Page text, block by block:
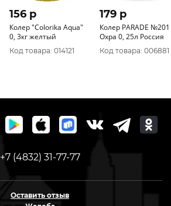
156 p
Колер "CoIorika Aqua"
0, 3кг желтый
Код товара: 014121
179 p
Колер PARADE №201
Охра 0, 25л Россия
Код товара: 006881
+7 (4832) 31-77-77
Оставить отзыв